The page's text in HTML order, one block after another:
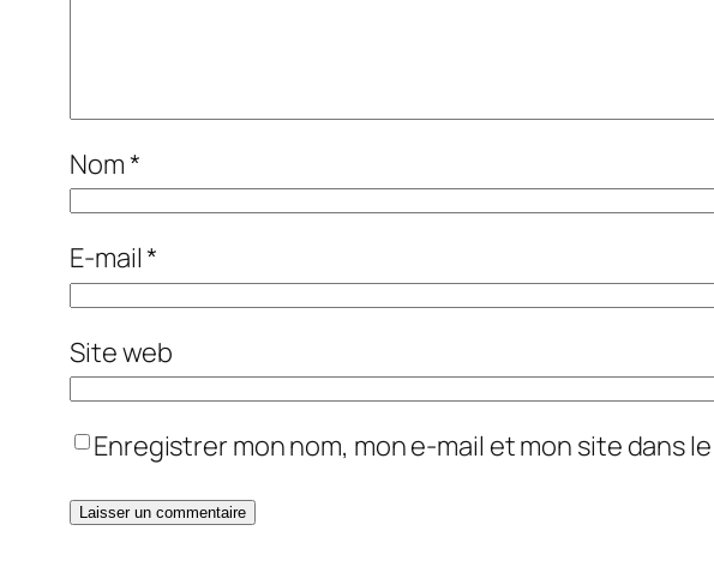
Nom*
E-mail*
Site web
Enregistrer mon nom, mon e-mail et mon site dans